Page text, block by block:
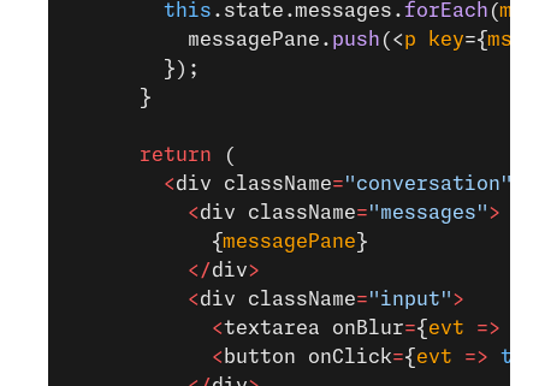
        this
.state.messages.forEach (msg
          messagePane.
push (<p key={msg
        });
      }
      return
(
        <
div className="conversation"
          <
div className="messages">
            {
messagePane }
          </
div>
          <
div className="input">
            <
textarea onBlur={ evt =>
            <
button onClick={ evt =>